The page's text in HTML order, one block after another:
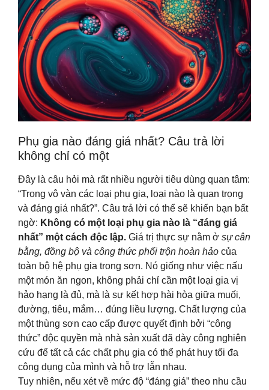
Phụ gia nào đáng giá nhất? Câu trả lời
không chỉ có một
Đây là câu hỏi mà rất nhiều người tiêu dùng quan tâm:
“Trong vô vàn các loại phụ gia, loại nào là quan trọng
và đáng giá nhất?”. Câu trả lời có thể sẽ khiến bạn bất
ngờ: Không có một loại phụ gia nào là “đáng giá
nhất” một cách độc lập. Giá trị thực sự nằm ở sự cân
bằng, đồng bộ và công thức phối trộn hoàn hảo của
toàn bộ hệ phụ gia trong sơn. Nó giống như việc nấu
một món ăn ngon, không phải chỉ cần một loại gia vị
hảo hạng là đủ, mà là sự kết hợp hài hòa giữa muối,
đường, tiêu, mắm… đúng liều lượng. Chất lượng của
một thùng sơn cao cấp được quyết định bởi “công
thức” độc quyền mà nhà sản xuất đã dày công nghiên
cứu để tất cả các chất phụ gia có thể phát huy tối đa
công dụng của mình và hỗ trợ lẫn nhau.
Tuy nhiên, nếu xét về mức độ “đáng giá” theo nhu cầu